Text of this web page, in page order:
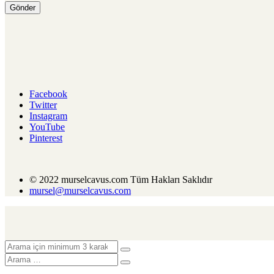
Facebook
Twitter
Instagram
YouTube
Pinterest
© 2022 murselcavus.com Tüm Hakları Saklıdır
mursel@murselcavus.com